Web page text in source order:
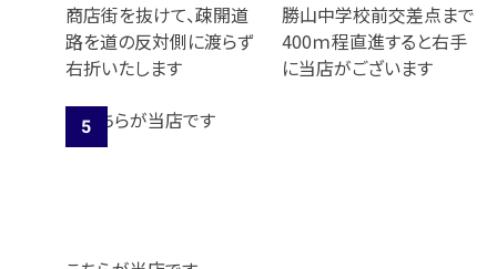
商店街を抜けて、疎開道
路を道の反対側に渡らず
右折いたします
勝山中学校前交差点まで
400ｍ程直進すると右手
に当店がございます